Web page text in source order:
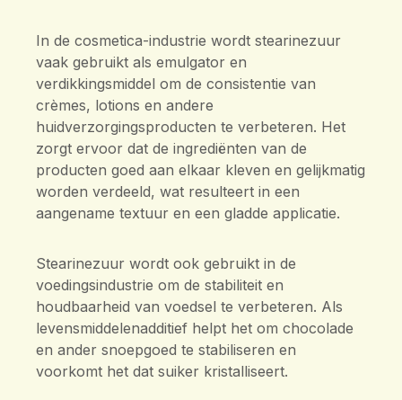
In de cosmetica-industrie wordt stearinezuur
vaak gebruikt als emulgator en
verdikkingsmiddel om de consistentie van
crèmes, lotions en andere
huidverzorgingsproducten te verbeteren. Het
zorgt ervoor dat de ingrediënten van de
producten goed aan elkaar kleven en gelijkmatig
worden verdeeld, wat resulteert in een
aangename textuur en een gladde applicatie.
Stearinezuur wordt ook gebruikt in de
voedingsindustrie om de stabiliteit en
houdbaarheid van voedsel te verbeteren. Als
levensmiddelenadditief helpt het om chocolade
en ander snoepgoed te stabiliseren en
voorkomt het dat suiker kristalliseert.